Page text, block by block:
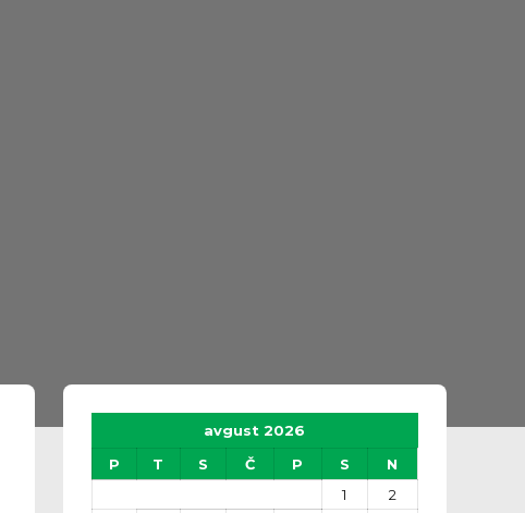
avgust 2026
P
T S Č P S
N
1
2